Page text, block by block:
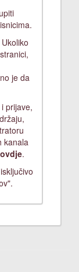
je da
prijave,
kanala
ovdje.